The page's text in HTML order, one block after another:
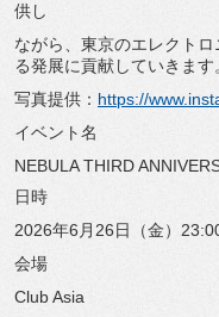
供し
ながら、 東京のエレクト
る発展に貢献していきます
写真提供： https://
イベント名
NEBULA THIRD
日時
2026年6月26日（金）
会場
Club Asia